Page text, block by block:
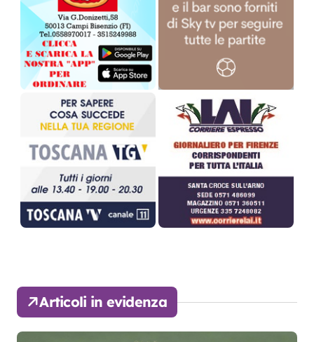
Articoli in evidenza